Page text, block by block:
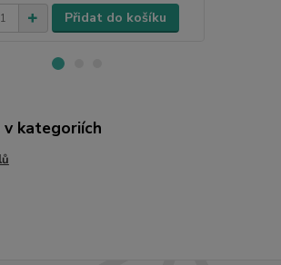
Přidat do košíku
v kategoriích